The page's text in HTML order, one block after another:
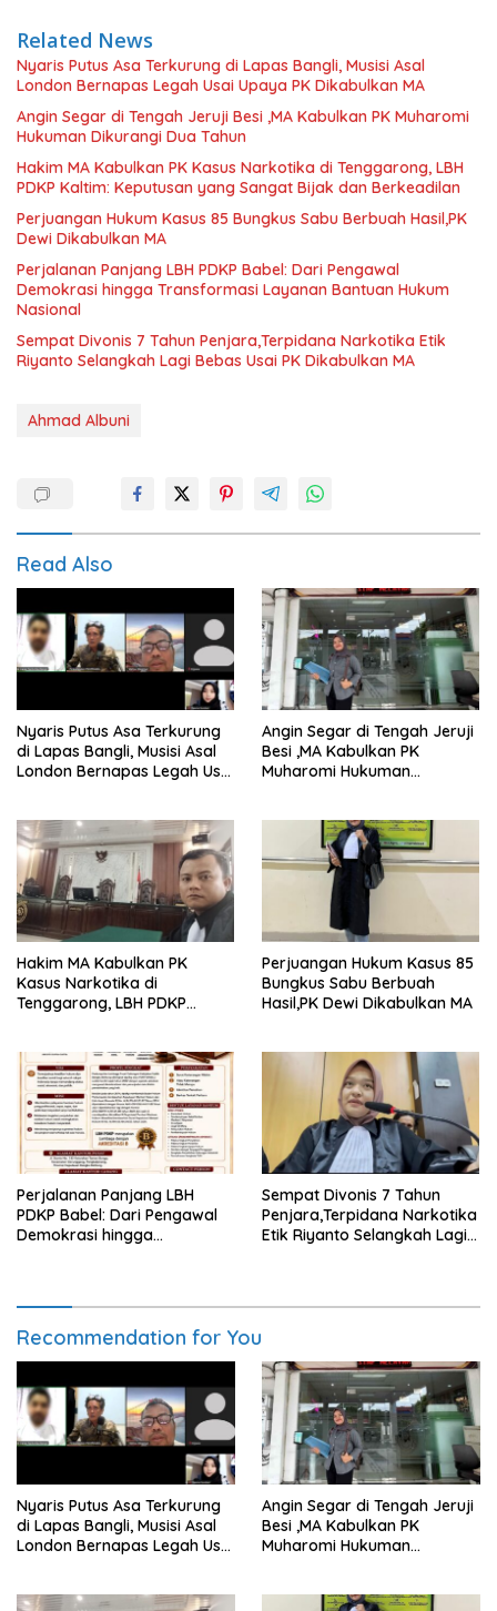
Related News
Nyaris Putus Asa Terkurung di Lapas Bangli, Musisi Asal
London Bernapas Legah Usai Upaya PK Dikabulkan MA
Angin Segar di Tengah Jeruji Besi ,MA Kabulkan PK Muharomi
Hukuman Dikurangi Dua Tahun
Hakim MA Kabulkan PK Kasus Narkotika di Tenggarong, LBH
PDKP Kaltim: Keputusan yang Sangat Bijak dan Berkeadilan
Perjuangan Hukum Kasus 85 Bungkus Sabu Berbuah Hasil,PK
Dewi Dikabulkan MA
Perjalanan Panjang LBH PDKP Babel: Dari Pengawal
Demokrasi hingga Transformasi Layanan Bantuan Hukum
Nasional
Sempat Divonis 7 Tahun Penjara,Terpidana Narkotika Etik
Riyanto Selangkah Lagi Bebas Usai PK Dikabulkan MA
Ahmad Albuni
Read Also
Nyaris Putus Asa Terkurung
di Lapas Bangli, Musisi Asal
London Bernapas Legah Usai
Angin Segar di Tengah Jeruji
Besi ,MA Kabulkan PK
Muharomi Hukuman
Hakim MA Kabulkan PK
Kasus Narkotika di
Tenggarong, LBH PDKP
Berkeadilan
Perjuangan Hukum Kasus 85
Bungkus Sabu Berbuah
Hasil,PK Dewi Dikabulkan MA
Perjalanan Panjang LBH
PDKP Babel: Dari Pengawal
Demokrasi hingga
Sempat Divonis 7 Tahun
Penjara,Terpidana Narkotika
Etik Riyanto Selangkah Lagi
Recommendation for You
Nyaris Putus Asa Terkurung
di Lapas Bangli, Musisi Asal
London Bernapas Legah Usai
Angin Segar di Tengah Jeruji
Besi ,MA Kabulkan PK
Muharomi Hukuman